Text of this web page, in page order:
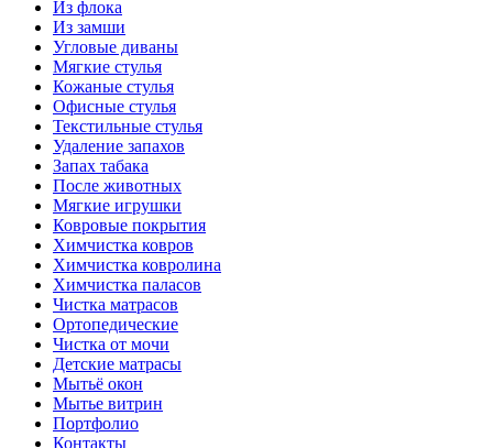
Из флока
Из замши
Угловые диваны
Мягкие стулья
Кожаные стулья
Офисные стулья
Текстильные стулья
Удаление запахов
Запах табака
После животных
Мягкие игрушки
Ковровые покрытия
Химчистка ковров
Химчистка ковролина
Химчистка паласов
Чистка матрасов
Ортопедические
Чистка от мочи
Детские матрасы
Мытьё окон
Мытье витрин
Портфолио
Контакты